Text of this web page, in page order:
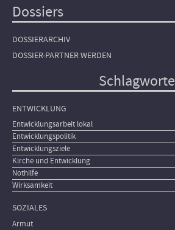
Dossiers
DOSSIERARCHIV
DOSSIER-PARTNER WERDEN
Schlagworte
ENTWICKLUNG
Entwicklungsarbeit lokal
Entwicklungspolitik
Entwicklungsziele
Kirche und Entwicklung
Nothilfe
Wirksamkeit
SOZIALES
Armut